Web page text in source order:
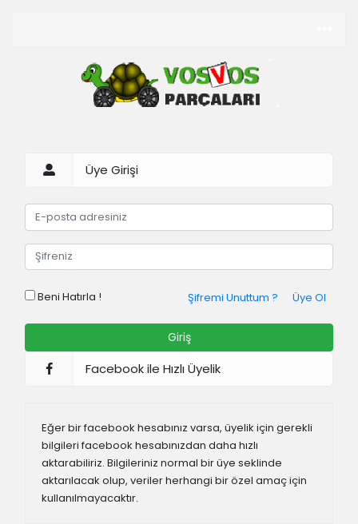
Üye Girişi
Beni Hatırla ! Üye Ol
Şifremi Unuttum ?
Facebook ile Hızlı Üyelik
Eğer bir facebook hesabınız varsa, üyelik için gerekli
bilgileri facebook hesabınızdan daha hızlı
aktarabiliriz. Bilgileriniz normal bir üye seklinde
aktarılacak olup, veriler herhangi bir özel amaç için
kullanılmayacaktır.